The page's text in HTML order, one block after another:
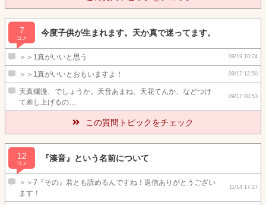
7
コメ
今度子供が生まれます。天か真で迷ってます。
＞＞1真がいいと思う 09/19 10:24
＞＞1真がいいとおもいますよ！ 09/17 12:50
天真爛漫、でしょうか。天音あまね、天花てんか、などつけ
て差し上げるの…
09/17 08:53
この質問トピックをチェック
12
コメ
『湊音』という名前について
＞＞7『その』君とも読めるんですね！返信ありがとうござい
ます！
11/14 17:27